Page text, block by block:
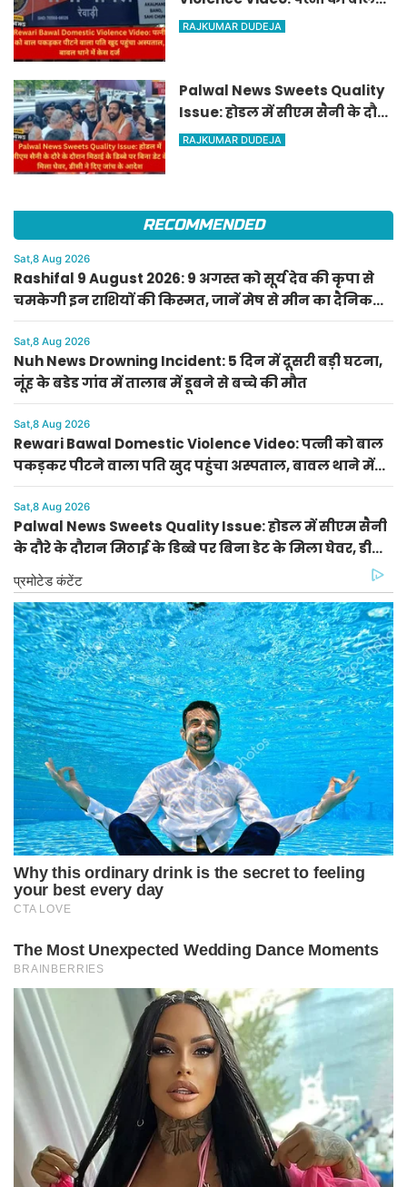
पकड़कर पीटने वाला पति खुद
RAJKUMAR DUDEJA
Palwal News Sweets Quality
Issue: होडल में सीएम सैनी के दौरे
के दौरान मिठाई के डिब्बे पर बिना
RAJKUMAR DUDEJA
RECOMMENDED
Sat,8 Aug 2026
Rashifal 9 August 2026: 9 अगस्त को सूर्य देव की कृपा से
चमकेगी इन राशियों की किस्मत, जानें मेष से मीन का दैनिक
राशिफल
Sat,8 Aug 2026
Nuh News Drowning Incident: 5 दिन में दूसरी बड़ी घटना,
नूंह के बडेड गांव में तालाब में डूबने से बच्चे की मौत
Sat,8 Aug 2026
Rewari Bawal Domestic Violence Video: पत्नी को बाल
पकड़कर पीटने वाला पति खुद पहुंचा अस्पताल, बावल थाने में
केस दर्ज
Sat,8 Aug 2026
Palwal News Sweets Quality Issue: होडल में सीएम सैनी
के दौरे के दौरान मिठाई के डिब्बे पर बिना डेट के मिला घेवर, डीसी
ने दिए जांच के आदेश